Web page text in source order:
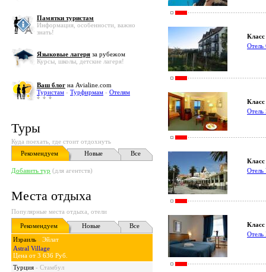
Памятки туристам
Информация, особенности, важно
знать!
Языковые лагеря за рубежом
Курсы, школы, детские лагеря!
Ваш блог на Avialine.com
Туристам - Турфирмам - Отелям
Туры
Куда поехать, где стоит отдохнуть
Рекомендуем
Новые Все
Добавить тур (для агентств)
Места отдыха
Популярные места отдыха, отели
Рекомендуем
Новые
Все
Израиль - Эйлат
Astral Village
Цена от 3 636 Руб.
Турция - Стамбул
Отель
Отель
Отель
Отель